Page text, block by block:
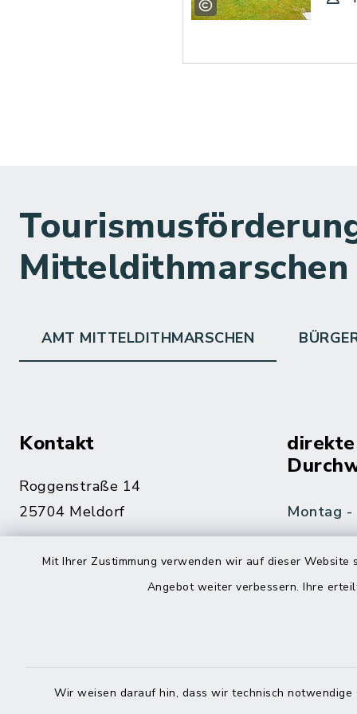
Mit Ihrer Zustimmung verwenden wir auf dieser
Angebot weiter verbessern. Ihre
Wir weisen darauf hin, dass wir technisch
Mitteldithmarschen
AMT MITTELDITHMARSCHEN
Kontakt
Roggenstraße 14
25704 Meldorf
04832 6065-215
Montag -
Freitag
Haben